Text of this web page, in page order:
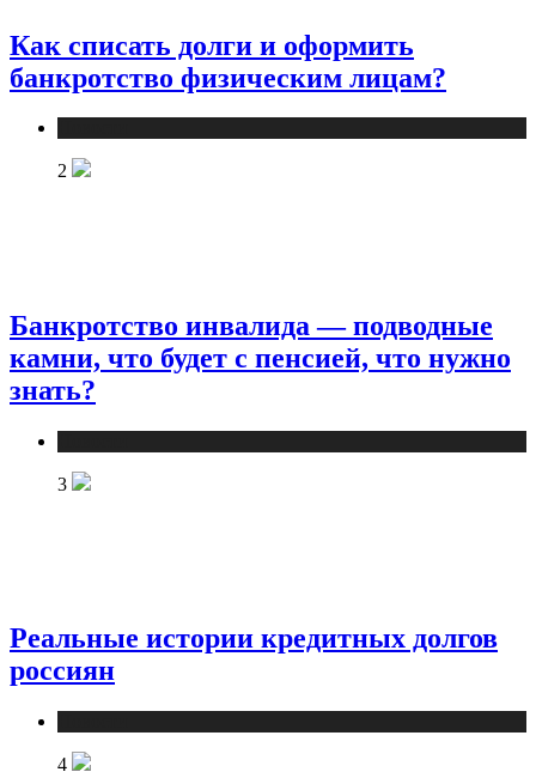
Как списать долги и оформить
банкротство физическим лицам?
2
Банкротство инвалида — подводные
камни, что будет с пенсией, что нужно
знать?
3
Реальные истории кредитных долгов
россиян
4